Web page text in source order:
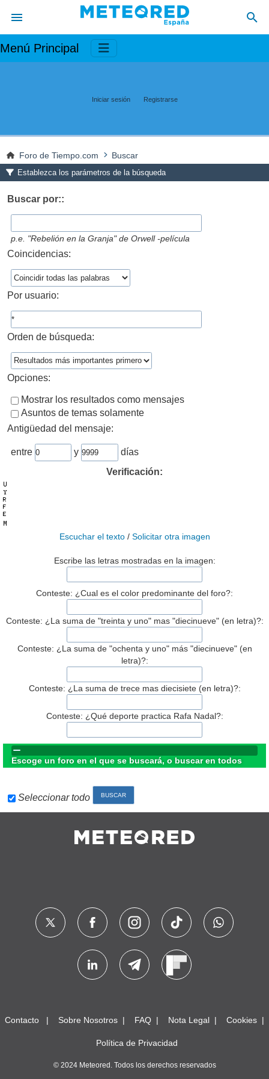
Menú Principal
Iniciar sesión Registrarse
Foro de Tiempo.com Buscar
Establezca los parámetros de la búsqueda
Buscar por::
p.e. "Rebelión en la Granja" de Orwell -película
Coincidencias:
Por usuario:
Orden de búsqueda:
Opciones:
Mostrar los resultados como mensajes
Asuntos de temas solamente
Antigüedad del mensaje:
entre y
días
Verificación:
Escuchar el texto/ Solicitar otra imagen
Escribe las letras mostradas en la imagen:
Conteste: ¿Cual es el color predominante del foro?:
Conteste: ¿La suma de "treinta y uno" mas "diecinueve" (en letra)?:
Conteste: ¿La suma de "ochenta y uno" más "diecinueve" (en
letra)?:
Conteste: ¿La suma de trece mas diecisiete (en letra)?:
Conteste: ¿Qué deporte practica Rafa Nadal?:
Escoge un foro en el que se buscará, o buscar en todos
Seleccionar todo
Contacto Sobre Nosotros FAQ Nota Legal Cookies
Política de Privacidad
© 2024 Meteored. Todos los derechos reservados